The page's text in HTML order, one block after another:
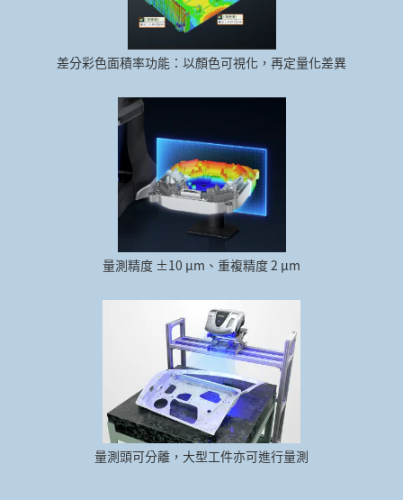
差分彩色面積率功能：以顏色可視化，再定量化差異
量測精度 ±10 µm、重複精度 2 µm
量測頭可分離，大型工件亦可進行量測